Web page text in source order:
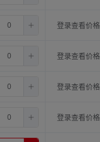
14.0登录查看价格
14.0登录查看价格
15.0登录查看价格
15.0登录查看价格